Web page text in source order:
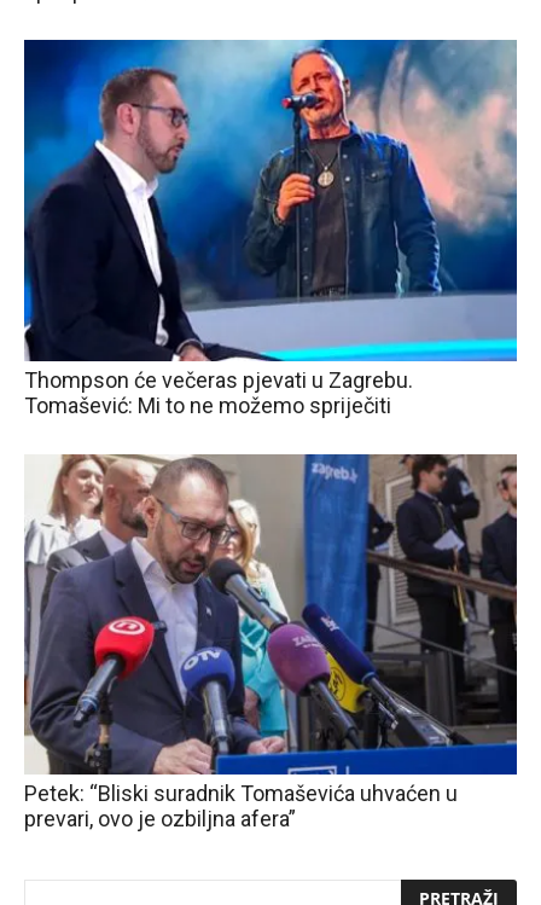
Thompson će večeras pjevati u Zagrebu.
Tomašević: Mi to ne možemo spriječiti
Petek: “Bliski suradnik Tomaševića uhvaćen u
prevari, ovo je ozbiljna afera”